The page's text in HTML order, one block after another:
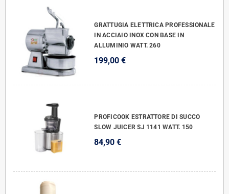
GRATTUGIA ELETTRICA PROFESSIONALE
IN ACCIAIO INOX CON BASE IN
ALLUMINIO WATT. 260
199,00 €
PROFICOOK ESTRATTORE DI SUCCO
SLOW JUICER SJ 1141 WATT. 150
84,90 €